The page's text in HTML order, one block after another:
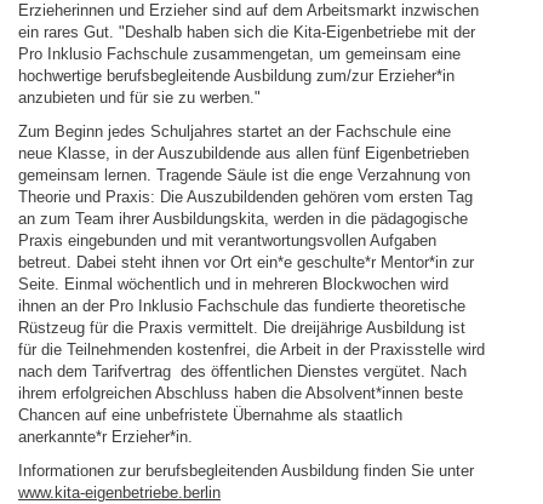
Erzieherinnen und Erzieher sind auf dem Arbeitsmarkt inzwischen
ein rares Gut. "Deshalb haben sich die Kita-Eigenbetriebe mit der
Pro Inklusio Fachschule zusammengetan, um gemeinsam eine
hochwertige berufsbegleitende Ausbildung zum/zur Erzieher*in
anzubieten und für sie zu werben."
Zum Beginn jedes Schuljahres startet an der Fachschule eine
neue Klasse, in der Auszubildende aus allen fünf Eigenbetrieben
gemeinsam lernen. Tragende Säule ist die enge Verzahnung von
Theorie und Praxis: Die Auszubildenden gehören vom ersten Tag
an zum Team ihrer Ausbildungskita, werden in die pädagogische
Praxis eingebunden und mit verantwortungsvollen Aufgaben
betreut. Dabei steht ihnen vor Ort ein*e geschulte*r Mentor*in zur
Seite. Einmal wöchentlich und in mehreren Blockwochen wird
ihnen an der Pro Inklusio Fachschule das fundierte theoretische
Rüstzeug für die Praxis vermittelt. Die dreijährige Ausbildung ist
für die Teilnehmenden kostenfrei, die Arbeit in der Praxisstelle wird
nach dem Tarifvertrag des öffentlichen Dienstes vergütet. Nach
ihrem erfolgreichen Abschluss haben die Absolvent*innen beste
Chancen auf eine unbefristete Übernahme als staatlich
anerkannte*r Erzieher*in.
Informationen zur berufsbegleitenden Ausbildung finden Sie unter
www.kita-eigenbetriebe.berlin